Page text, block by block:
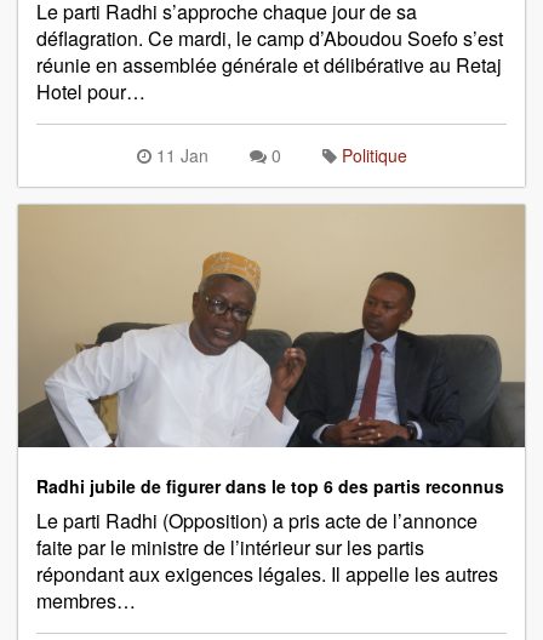
Le parti Radhi s’approche chaque jour de sa
déflagration. Ce mardi, le camp d’Aboudou Soefo s’est
réunie en assemblée générale et délibérative au Retaj
Hotel pour…
11 Jan 0 Politique
Radhi jubile de figurer dans le top 6 des partis reconnus
Le parti Radhi (Opposition) a pris acte de l’annonce
faite par le ministre de l’intérieur sur les partis
répondant aux exigences légales. Il appelle les autres
membres…